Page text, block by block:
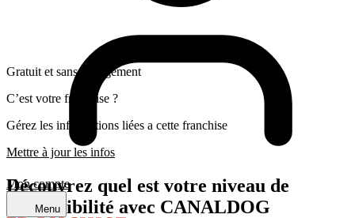
Mon compte
Menu
Gratuit et sans engagement
C’est votre franchise ?
Gérez les informations liées a cette franchise
Mettre à jour les infos
Découvrez quel est votre niveau de
compatibilité avec CANALDOG